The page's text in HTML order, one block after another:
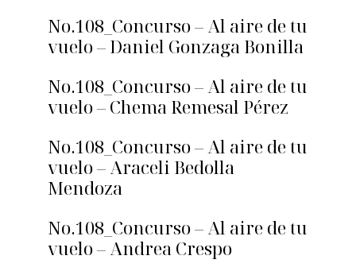
No.108_Concurso – Al aire de tu
vuelo – Daniel Gonzaga Bonilla
No.108_Concurso – Al aire de tu
vuelo – Chema Remesal Pérez
No.108_Concurso – Al aire de tu
vuelo – Araceli Bedolla
Mendoza
No.108_Concurso – Al aire de tu
vuelo – Andrea Crespo